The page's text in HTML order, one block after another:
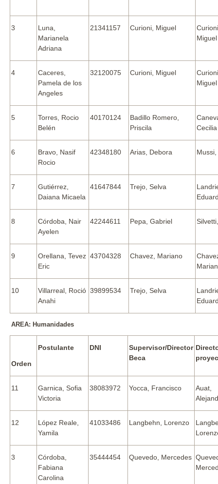
3
Luna,
Marianela
Adriana
21341157 Curioni, Miguel
Miguel
4
Caceres,
Pamela de los
Angeles
32120075 Curioni, Miguel
Miguel
5
Torres, Rocio
Belén
40170124
Badillo Romero,
Priscila
Cecilia
6
Bravo, Nasif
Rocio
42348180 Arias, Debora
7
Gutiérrez,
Daiana Micaela
41647844 Trejo, Selva
8
Córdoba, Nair
Ayelen
42244611 Pepa, Gabriel
9
Orellana, Tevez
Eric
43704328 Chavez, Mariano
10
Villarreal, Roció
Anahi
39899534 Trejo, Selva
AREA: Humanidades
Orden
Postulante DNI
Supervisor/Director
Beca
11
Garnica, Sofia
Victoria
38083972 Yocca, Francisco
Auat,
12
López Reale,
Yamila
41033486 Langbehn, Lorenzo
3
Córdoba,
Fabiana
Carolina
35444454 Quevedo, Mercedes